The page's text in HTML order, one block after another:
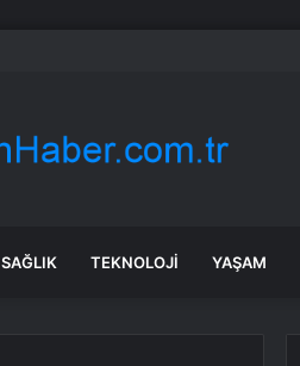
SAĞLIK TEKNOLOJI YAŞAM